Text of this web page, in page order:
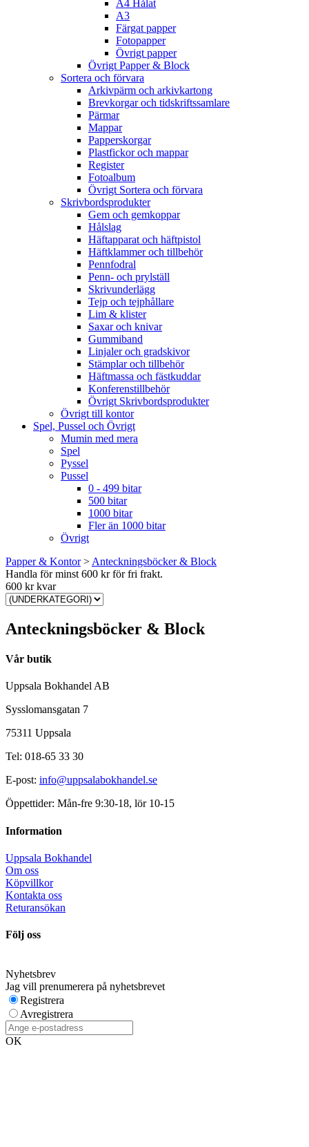
A4 Hålat
A3
Färgat papper
Fotopapper
Övrigt papper
Övrigt Papper & Block
Sortera och förvara
Arkivpärm och arkivkartong
Brevkorgar och tidskriftssamlare
Pärmar
Mappar
Papperskorgar
Plastfickor och mappar
Register
Fotoalbum
Övrigt Sortera och förvara
Skrivbordsprodukter
Gem och gemkoppar
Hålslag
Häftapparat och häftpistol
Häftklammer och tillbehör
Pennfodral
Penn- och prylställ
Skrivunderlägg
Tejp och tejphållare
Lim & klister
Saxar och knivar
Gummiband
Linjaler och gradskivor
Stämplar och tillbehör
Häftmassa och fästkuddar
Konferenstillbehör
Övrigt Skrivbordsprodukter
Övrigt till kontor
Spel, Pussel och Övrigt
Mumin med mera
Spel
Pyssel
Pussel
0 - 499 bitar
500 bitar
1000 bitar
Fler än 1000 bitar
Övrigt
Papper & Kontor> Anteckningsböcker & Block
Handla för minst 600 kr för fri frakt.
600 kr kvar
Anteckningsböcker & Block
Vår butik
Uppsala Bokhandel AB
Sysslomansgatan 7
75311 Uppsala
Tel: 018-65 33 30
E-post: info@uppsalabokhandel.se
Öppettider: Mån-fre 9:30-18, lör 10-15
Information
Uppsala Bokhandel
Om oss
Köpvillkor
Kontakta oss
Returansökan
Följ oss
Nyhetsbrev
Jag vill prenumerera på nyhetsbrevet
Registrera
Avregistrera
OK